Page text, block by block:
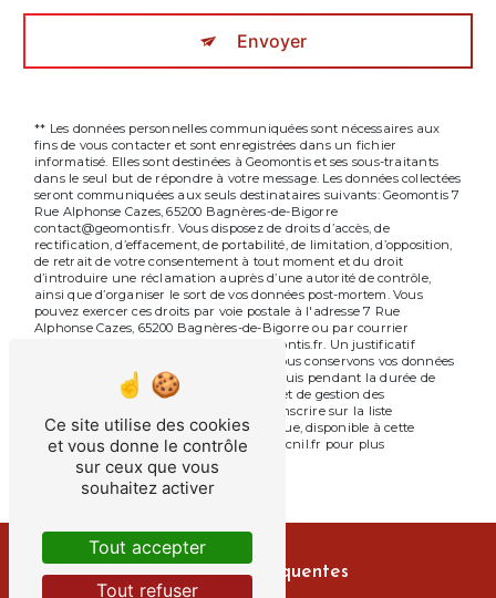
Envoyer
** Les données personnelles communiquées sont nécessaires aux
fins de vous contacter et sont enregistrées dans un fichier
informatisé. Elles sont destinées à Geomontis et ses sous-traitants
dans le seul but de répondre à votre message. Les données collectées
seront communiquées aux seuls destinataires suivants: Geomontis 7
Rue Alphonse Cazes, 65200 Bagnères-de-Bigorre
contact@geomontis.fr. Vous disposez de droits d’accès, de
rectification, d’effacement, de portabilité, de limitation, d’opposition,
de retrait de votre consentement à tout moment et du droit
d’introduire une réclamation auprès d’une autorité de contrôle,
ainsi que d’organiser le sort de vos données post-mortem. Vous
pouvez exercer ces droits par voie postale à l'adresse 7 Rue
Alphonse Cazes, 65200 Bagnères-de-Bigorre ou par courrier
électronique à l'adresse contact@geomontis.fr. Un justificatif
d'identité pourra vous être demandé. Nous conservons vos données
pendant la période de prise de contact puis pendant la durée de
prescription légale aux fins probatoires et de gestion des
contentieux. Vous avez le droit de vous inscrire sur la liste
d'opposition au démarchage téléphonique, disponible à cette
adresse:
Bloctel.gouv.fr. Consultez le site cnil.fr pour plus
d’informations sur vos droits.
Recherches fréquentes
Ce site utilise des cookies
et vous donne le contrôle
sur ceux que vous
souhaitez activer
Tout accepter
Tout refuser